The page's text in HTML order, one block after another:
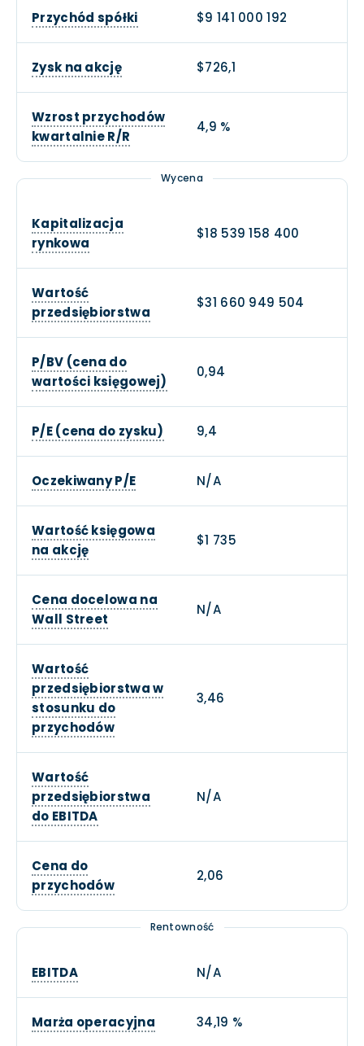
Przychód spółki $9 141 000 192
Zysk na akcję $726,1
Wzrost przychodów
kwartalnie R/R
4,9 %
Wycena
Kapitalizacja
rynkowa
$18 539 158 400
Wartość
przedsiębiorstwa
$31 660 949 504
P/BV (cena do
wartości księgowej)
0,94
P/E (cena do zysku) 9,4
Oczekiwany P/E N/A
Wartość księgowa
na akcję
$1 735
Cena docelowa na
Wall Street
N/A
Wartość
przedsiębiorstwa w
stosunku do
przychodów
3,46
Wartość
przedsiębiorstwa
do EBITDA
N/A
Cena do
przychodów
2,06
Rentowność
EBITDA N/A
Marża operacyjna 34,19 %